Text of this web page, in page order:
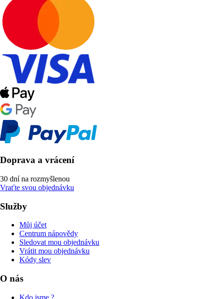
Doprava a vrácení
30 dní na rozmyšlenou
Vraťte svou objednávku
Služby
Můj účet
Centrum nápovědy
Sledovat mou objednávku
Vrátit mou objednávku
Kódy slev
O nás
Kdo jsme ?